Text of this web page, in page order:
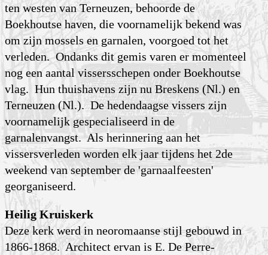
ten westen van Terneuzen, behoorde de
Boekhoutse haven, die voornamelijk bekend was
om zijn mossels en garnalen, voorgoed tot het
verleden. Ondanks dit gemis varen er momenteel
nog een aantal vissersschepen onder Boekhoutse
vlag. Hun thuishavens zijn nu Breskens (Nl.) en
Terneuzen (Nl.). De heden­daagse vissers zijn
voornamelijk gespecialiseerd in de
garnalenvangst. Als herin­nering aan het
vissersverleden worden elk jaar tijdens het 2de
weekend van september de 'garnaal­feesten'
georganiseerd.
Heilig Kruiskerk
Deze kerk werd in neoromaanse stijl gebouwd in
1866-1868. Architect ervan is E. De Perre-